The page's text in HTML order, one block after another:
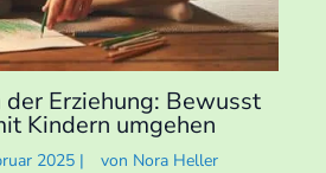
Erziehung: Bewusst
Kindern umgehen
2025 | von Nora Heller